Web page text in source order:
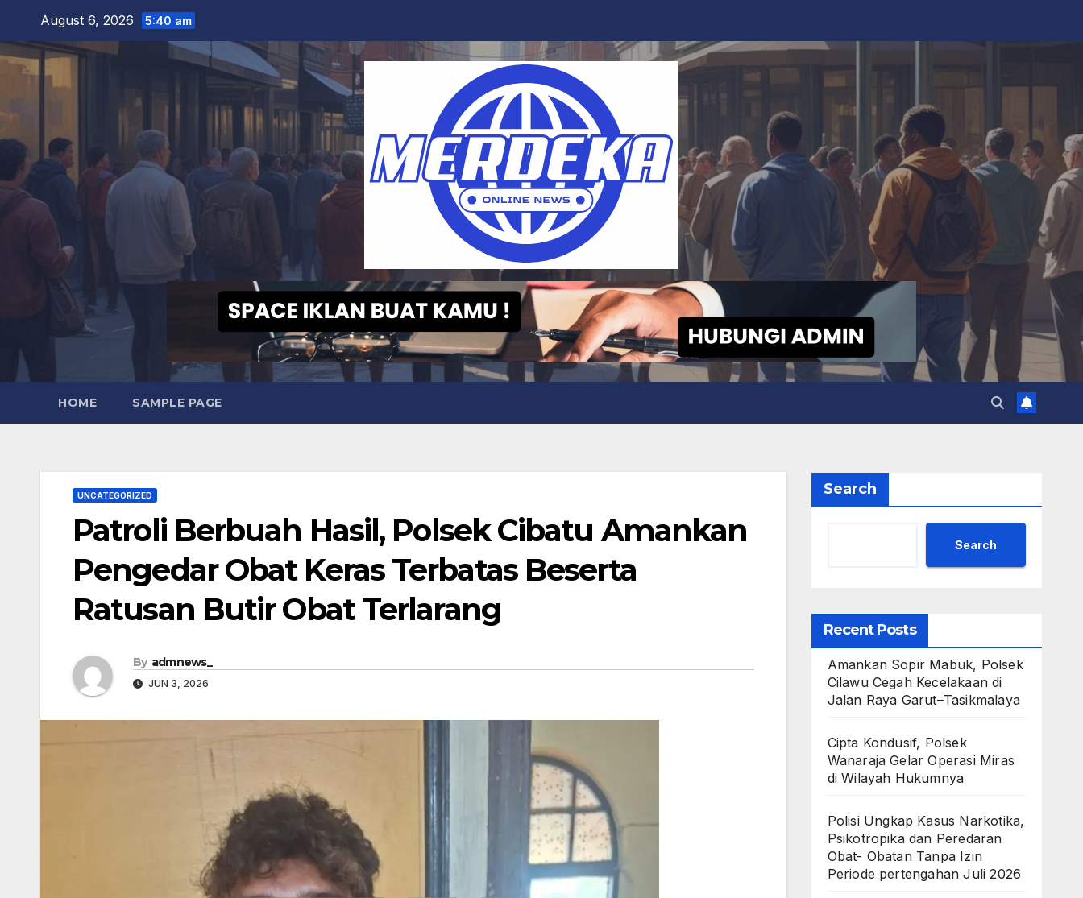
content
August 6, 2026 5:40 am
HOME SAMPLE PAGE
UNCATEGORIZED
Patroli Berbuah Hasil, Polsek Cibatu Amankan
Pengedar Obat Keras Terbatas Beserta
Ratusan Butir Obat Terlarang
By admnews_
JUN 3, 2026
Search
Search
Recent Posts
Amankan Sopir Mabuk, Polsek
Cilawu Cegah Kecelakaan di
Jalan Raya Garut–Tasikmalaya
Cipta Kondusif, Polsek
Wanaraja Gelar Operasi Miras
di Wilayah Hukumnya
Polisi Ungkap Kasus Narkotika,
Psikotropika dan Peredaran
Obat- Obatan Tanpa Izin
Periode pertengahan Juli 2026